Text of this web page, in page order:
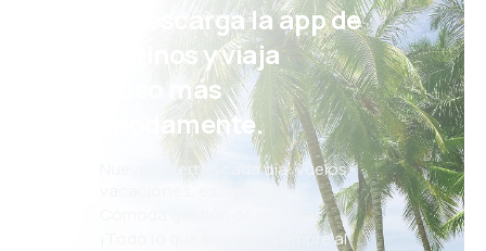
¡Eh! Descarga la app de
eDestinos y viaja
incluso más
cómodamente.
Nuevas ofertas cada día: vuelos,
vacaciones, escapadas
Cómoda gestión de reservas
¡Todo lo que importa, siempre al